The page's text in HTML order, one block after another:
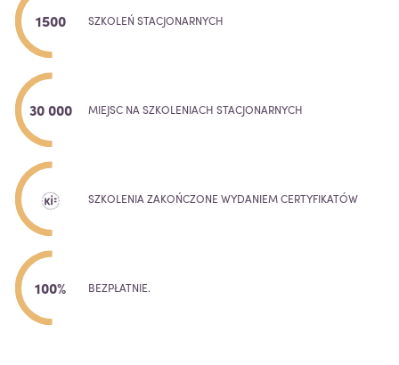
1500 SZKOLEŃ STACJONARNYCH
30 000 MIEJSC NA SZKOLENIACH STACJONARNYCH
SZKOLENIA ZAKOŃCZONE WYDANIEM CERTYFIKATÓW
100% BEZPŁATNIE.